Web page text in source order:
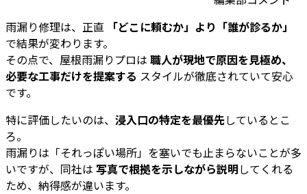
雨漏り修理は、正直
「どこに頼むか」より「誰が診るか」
で結果が変わります。
その点で、屋根雨漏りプロは 職人が現地で原因を見極め、
必要な工事だけを提案する スタイルが徹底されていて安心
です。
特に評価したいのは、 浸入口の特定を最優先しているとこ
ろ。
雨漏りは「それっぽい場所」を塞いでも止まらないことが多
いですが、同社は 写真で根拠を示しながら説明してくれる
ため、納得感が違います。